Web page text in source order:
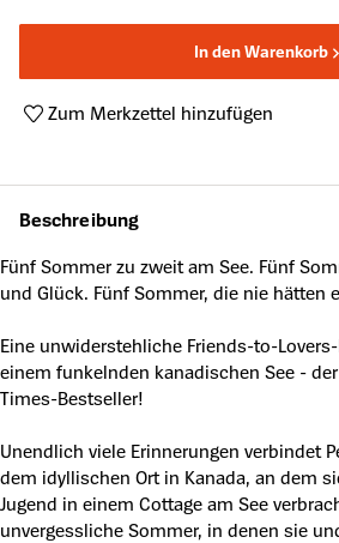
In den Warenkorb
Zum Merkzettel hinzufügen
Beschreibung
Fünf Sommer zu zweit am See. Fünf
und Glück. Fünf Sommer, die nie hätten
Eine unwiderstehliche Friends-to-
einem funkelnden kanadischen See -
Times-Bestseller!
Unendlich viele Erinnerungen verbindet
dem idyllischen Ort in Kanada, an dem
Jugend in einem Cottage am See
unvergessliche Sommer, in denen sie